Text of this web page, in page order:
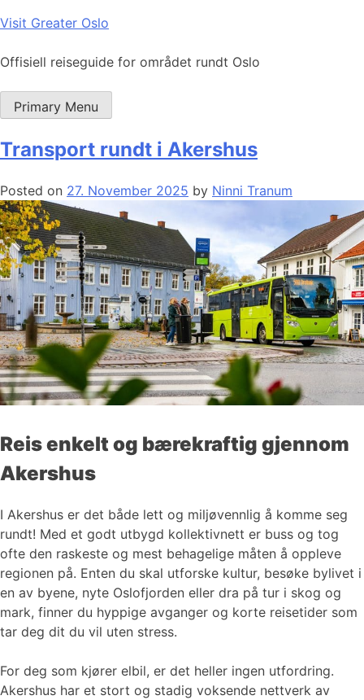
Skip
content
Visit Greater Oslo
Offisiell reiseguide for området rundt Oslo
Primary Menu
Transport rundt i Akershus
Posted on 27. November 2025 by Ninni Tranum
Reis enkelt og bærekraftig gjennom
Akershus
I Akershus er det både lett og miljøvennlig å komme seg
rundt! Med et godt utbygd kollektivnett er buss og tog
ofte den raskeste og mest behagelige måten å oppleve
regionen på. Enten du skal utforske kultur, besøke bylivet i
en av byene, nyte Oslofjorden eller dra på tur i skog og
mark, finner du hyppige avganger og korte reisetider som
tar deg dit du vil uten stress.
For deg som kjører elbil, er det heller ingen utfordring.
Akershus har et stort og stadig voksende nettverk av